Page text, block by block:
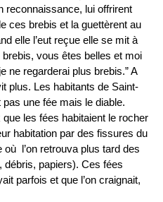
reconnaissance, lui offrirent
ces brebis et la guettèrent au
elle l’eut reçue elle se mit à
vous êtes belles et moi
ne regarderai plus brebis.” A
plus. Les habitants de Saint-
pas une fée mais le diable.
les fées habitaient le rocher
habitation par des fissures du
où l’on retrouva plus tard des
papiers). Ces fées
parfois et que l’on craignait,